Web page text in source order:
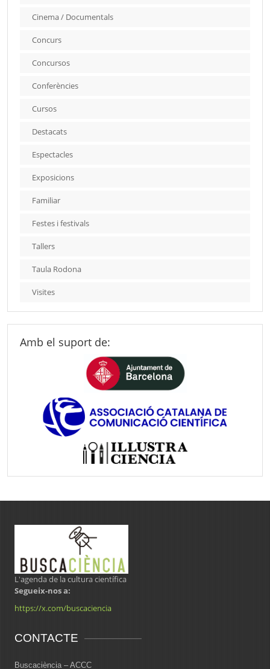
Cinema / Documentals
Concurs
Concursos
Conferències
Cursos
Destacats
Espectacles
Exposicions
Familiar
Festes i festivals
Tallers
Taula Rodona
Visites
Amb el suport de:
L'agenda de la cultura científica
Segueix-nos a:
https://x.com/buscaciencia
CONTACTE
Buscaciència – ACCC